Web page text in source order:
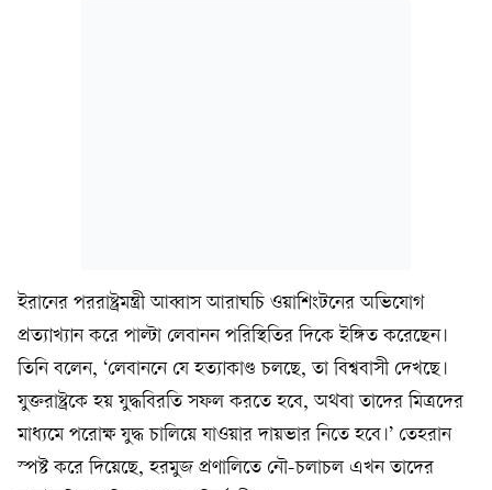
ইরানের পররাষ্ট্রমন্ত্রী আব্বাস আরাঘচি ওয়াশিংটনের অভিযোগ
প্রত্যাখ্যান করে পাল্টা লেবানন পরিস্থিতির দিকে ইঙ্গিত করেছেন।
তিনি বলেন, ‘লেবাননে যে হত্যাকাণ্ড চলছে, তা বিশ্ববাসী দেখছে।
যুক্তরাষ্ট্রকে হয় যুদ্ধবিরতি সফল করতে হবে, অথবা তাদের মিত্রদের
মাধ্যমে পরোক্ষ যুদ্ধ চালিয়ে যাওয়ার দায়ভার নিতে হবে।’ তেহরান
স্পষ্ট করে দিয়েছে, হরমুজ প্রণালিতে নৌ-চলাচল এখন তাদের